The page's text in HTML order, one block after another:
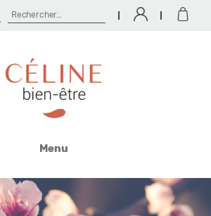
Rechercher :
Menu